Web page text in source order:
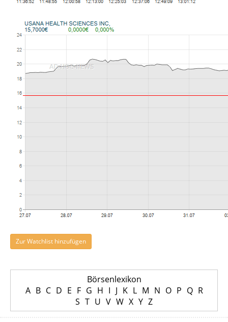
Zur Watchlist hinzufügen
Börsenlexikon
A B C D E F G H I J K L M N O P Q R
S T U V W X Y Z